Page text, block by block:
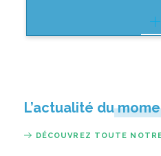
L’actualité du
DÉCOUVREZ TOUTE